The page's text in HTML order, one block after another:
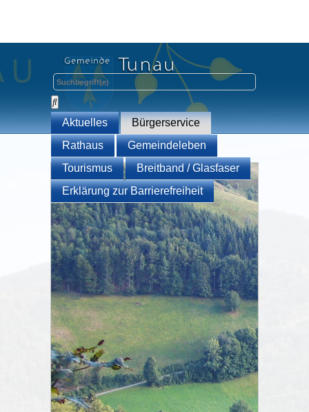
Aktuelles
Bürgerservice
Rathaus
Gemeindeleben
Tourismus
Breitband / Glasfaser
Erklärung zur Barrierefreiheit